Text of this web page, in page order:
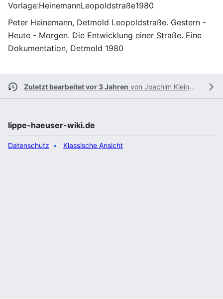
Vorlage:HeinemannLeopoldstraße1980
Peter Heinemann, Detmold Leopoldstraße. Gestern -
Heute - Morgen. Die Entwicklung einer Straße. Eine
Dokumentation, Detmold 1980
Zuletzt bearbeitet vor 3 Jahren von Joachim Kleinmanns
lippe-haeuser-wiki.de
Datenschutz Klassische Ansicht